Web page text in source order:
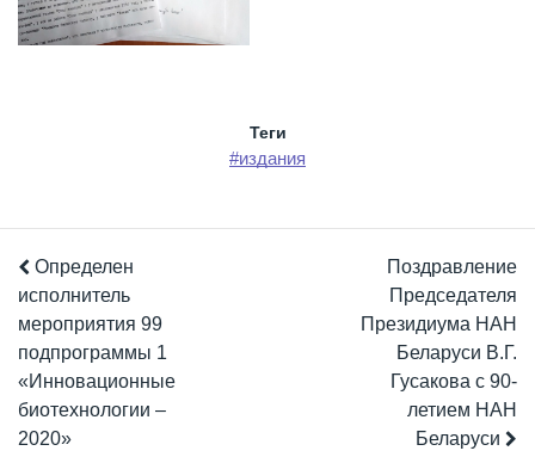
Теги
#издания
Определен
исполнитель
мероприятия 99
подпрограммы 1
«Инновационные
биотехнологии –
2020»
Поздравление
Председателя
Президиума НАН
Беларуси В.Г.
Гусакова с 90-
летием НАН
Беларуси